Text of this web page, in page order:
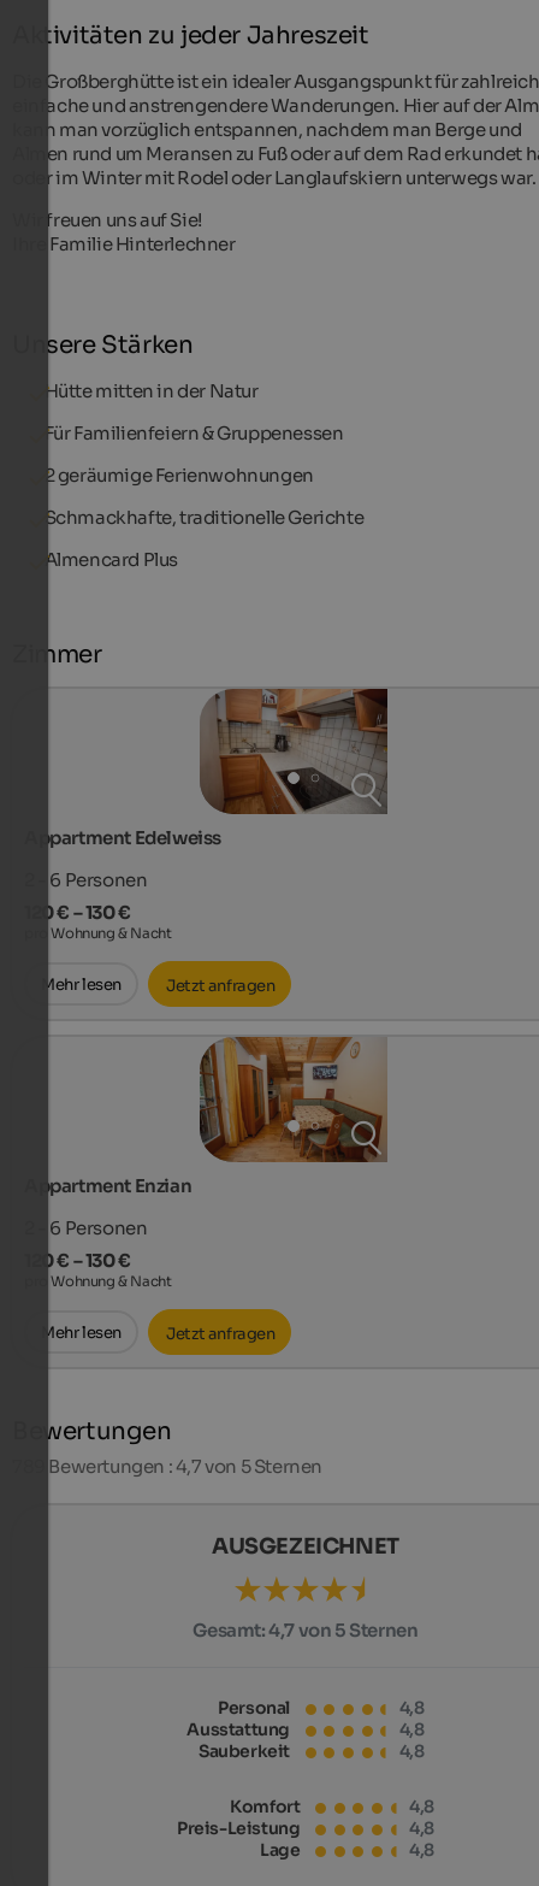
Aktivitäten zu jeder Jahreszeit
Die Großberghütte ist ein idealer Ausgangspunkt für
einfache und anstrengendere Wanderungen. Hier auf der Alm
kann man vorzüglich entspannen, nachdem man Berge und
Almen rund um Meransen zu Fuß oder auf dem Rad erkundet
oder im Winter mit Rodel oder Langlaufskiern unterwegs war.
Wir freuen uns auf Sie!
Ihre Familie Hinterlechner
Unsere Stärken
Hütte mitten in der Natur
Für Familienfeiern & Gruppenessen
2 geräumige Ferienwohnungen
Schmackhafte, traditionelle Gerichte
Almencard Plus
Zimmer
Appartment Edelweiss
2 - 6 Personen
120 € – 130 €
pro Wohnung & Nacht
Mehr lesen Jetzt anfragen
Appartment Enzian
2 - 6 Personen
120 € – 130 €
pro Wohnung & Nacht
Mehr lesen Jetzt anfragen
Bewertungen
Bewertungen : 4,7 von 5 Sternen
AUSGEZEICHNET
Gesamt:4,7 von 5 Sternen
Personal
4,8
Ausstattung
4,8
Sauberkeit
4,8
Komfort
4,8
Preis-Leistung
4,8
Lage
4,8